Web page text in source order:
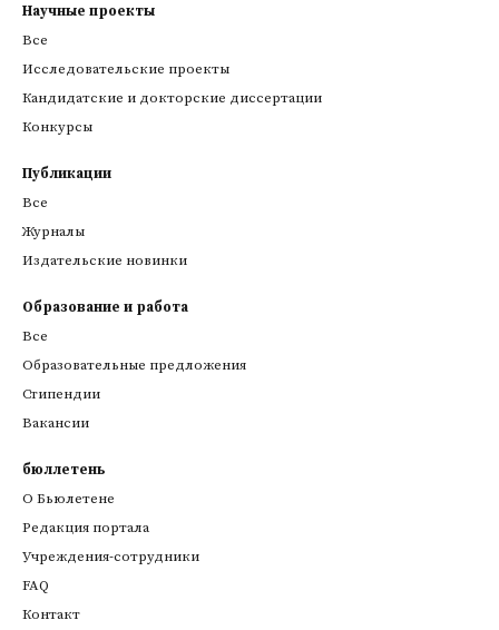
Научные проекты
Все
Исследовательские проекты
Кандидатские и докторские диссертации
Конкурсы
Публикации
Все
Журналы
Издательские новинки
Образование и работа
Все
Образовательные предложения
Стипендии
Вакансии
бюллетень
О Бьюлетене
Редакция портала
Учреждения-сотрудники
FAQ
Контакт